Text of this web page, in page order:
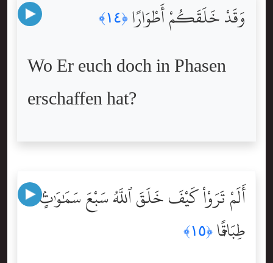
وَقَدْ خَلَقَكُمْ أَطْوَارًا ﴿١٤﴾
Wo Er euch doch in Phasen
erschaffen hat?
أَلَمْ تَرَوْاْ كَيْفَ خَلَقَ ٱللَّهُ سَبْعَ سَمَٰوَٰتٍۢ
طِبَاقًۭا ﴿١٥﴾